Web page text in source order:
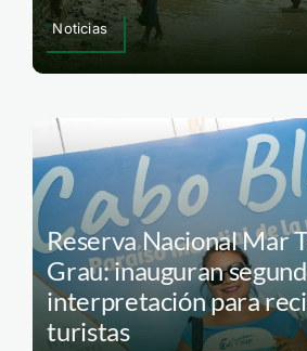
Noticias
Reserva Nacional Mar
Grau: inauguran
interpretación para
turistas